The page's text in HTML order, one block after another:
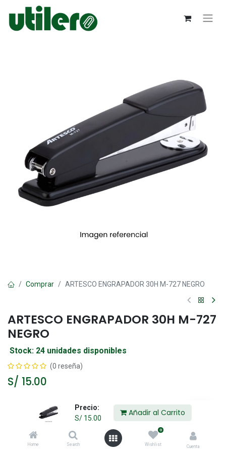
Precio:
S/ 15.00
Añadir al Carrito
Home Search
0
Wishlist Cuenta
Comprar ARTESCO ENGRAPADOR 30H M-727 NEGRO
ARTESCO ENGRAPADOR 30H M-727
NEGRO
Stock: 24 unidades disponibles
(0 reseña)
S/ 15.00
Añadir al Carrito
Agregar a la lista de deseos